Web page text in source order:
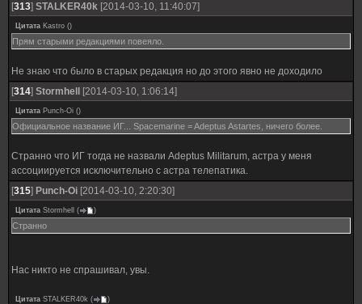
[313] STALKER40k [2014-03-10, 11:40:07]
Цитата Kastro ()
Прям старыми редакциями повеяло.
Не знаю что было в старых редакция но до этого явно не доходило
[314] Stormhell [2014-03-10, 1:06:14]
Цитата Punch-Oi ()
Официальное название ИГ... Spacemarine = Adeptus Astartes, ничего более.
Странно что ИГ тогда не назвали Adeptus Militarum, астра у меня
ассоциируется исключительно с астра телепатика.
[315] Punch-Oi [2014-03-10, 2:20:30]
Цитата Stormhell ( )
Странно
Нас никто не спрашивал, увы.
Цитата STALKER40k ( )